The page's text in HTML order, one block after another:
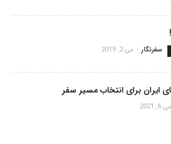
سفرنگار - می 2, 2019
ایران برای انتخاب مسیر سفر
می 6, 2021